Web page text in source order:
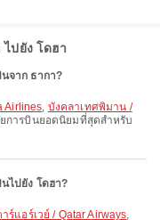
ปยัง โดฮา
จาก ธากา?
Airlines, บังคลาเทศพิมาน /
การบินยอดนิยมที่สุดสำหรับ
ไปยัง โดฮา?
ร์แอร์เวย์ / Qatar Airways,